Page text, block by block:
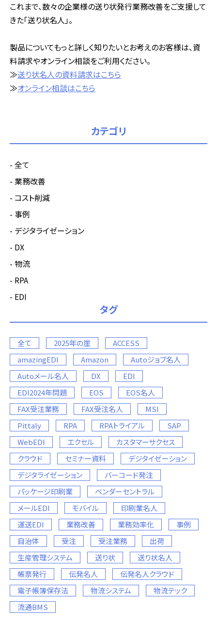
これまで、数々の企業様の送り状発行業務改善をご支援して
きた「送り状名人」。
製品についてもっと詳しく知りたいとお考えのお客様は、資
料請求やオンライン相談をご利用ください。
≫送り状名人の資料請求はこちら
≫オンライン相談はこちら
カテゴリ
全て
業務改善
コスト削減
事例
デジタライゼーション
DX
物流
RPA
EDI
タグ
全て 2025年の崖
ACCESS
amazingEDI
Amazon
Autoジョブ名人
Autoメール名人
DX
EDI
EDI2024年問題
EOS
EOS名人
FAX受注業務
FAX受注名人
MSI
Pittaly
RPA RPAトライアル
SAP
WebEDI
エクセル
カスタマーサクセス
クラウド
セミナー資料
デジタイゼーション
デジタライゼーション
バーコード発注
パッケージ印刷業
ベンダーセントラル
メールEDI
モバイル
印刷業名人
運送EDI
業務改善 業務効率化
事例
自治体
受注 受注業務
出荷
生産管理システム
送り状
送り状名人
帳票発行
伝発名人
伝発名人クラウド
電子帳簿保存法
物流システム
物流テック
流通BMS